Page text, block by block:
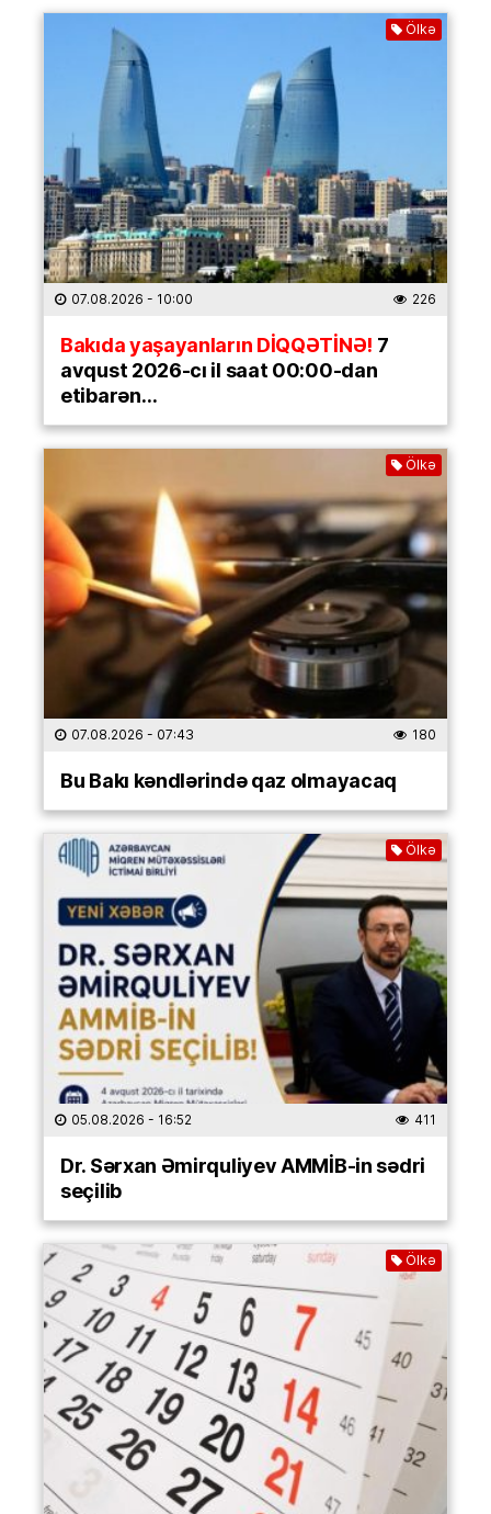
Ölkə
07.08.2026 - 10:00 226
Bakıda yaşayanların DİQQƏTİNƏ! 7
avqust 2026-cı il saat 00:00-dan
etibarən…
Ölkə
07.08.2026 - 07:43 180
Bu Bakı kəndlərində qaz olmayacaq
Ölkə
05.08.2026 - 16:52 411
Dr. Sərxan Əmirquliyev AMMİB-in sədri
seçilib
Ölkə